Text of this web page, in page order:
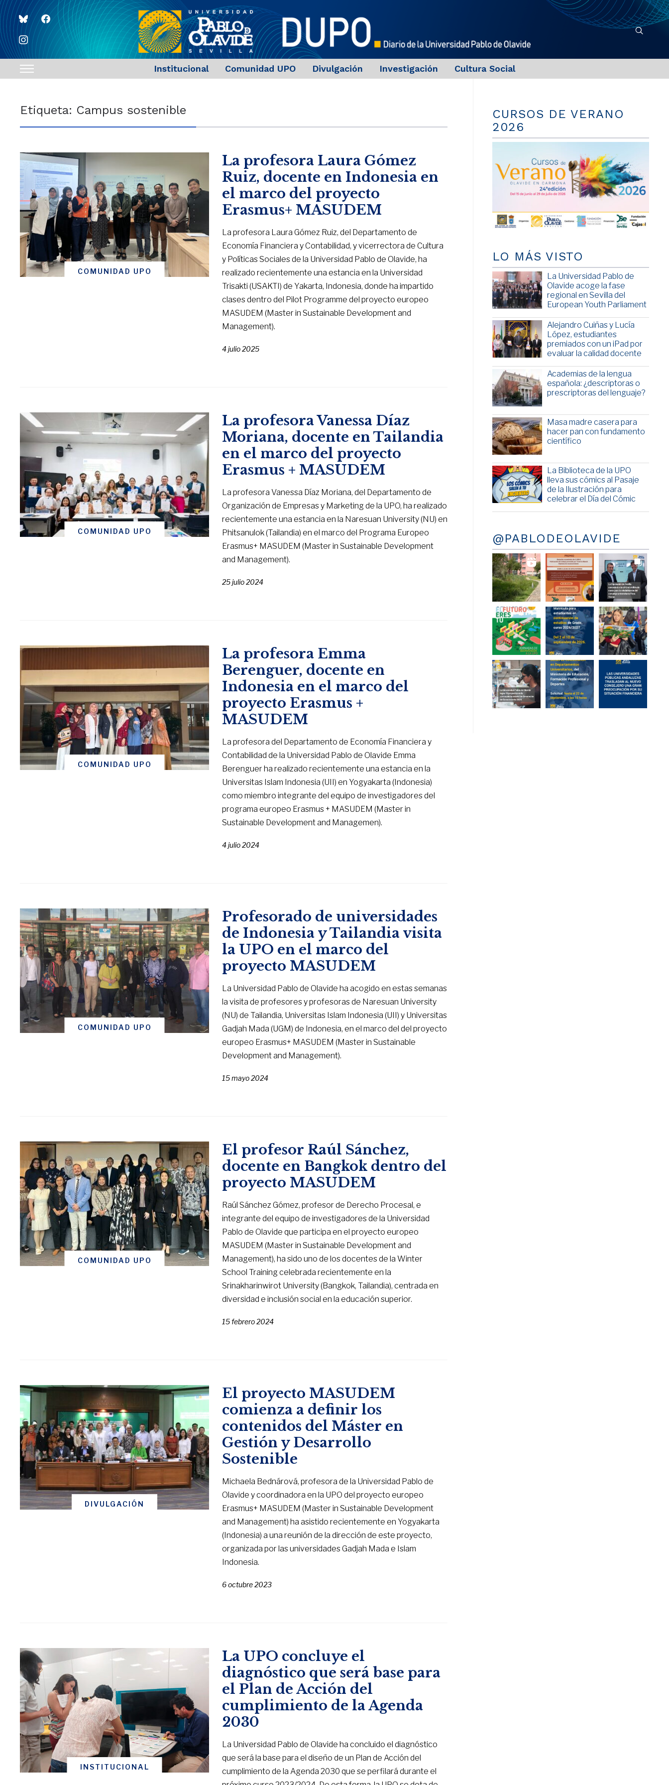
blueskyfacebook
instagram
Toggle
navigation
Institucional Comunidad UPO Divulgación Investigación Cultura Social
Etiqueta: Campus sostenible
COMUNIDAD UPO
La profesora Laura Gómez
Ruiz, docente en Indonesia en
el marco del proyecto
Erasmus+ MASUDEM
La profesora Laura Gómez Ruiz, del Departamento de
Economía Financiera y Contabilidad, y vicerrectora de Cultura
y Políticas Sociales de la Universidad Pablo de Olavide, ha
realizado recientemente una estancia en la Universidad
Trisakti (USAKTI) de Yakarta, Indonesia, donde ha impartido
clases dentro del Pilot Programme del proyecto europeo
MASUDEM (Master in Sustainable Development and
Management).
4 julio 2025
COMUNIDAD UPO
La profesora Vanessa Díaz
Moriana, docente en Tailandia
en el marco del proyecto
Erasmus + MASUDEM
La profesora Vanessa Díaz Moriana, del Departamento de
Organización de Empresas y Marketing de la UPO, ha realizado
recientemente una estancia en la Naresuan University (NU) en
Phitsanulok (Tailandia) en el marco del Programa Europeo
Erasmus+ MASUDEM (Master in Sustainable Development
and Management).
25 julio 2024
COMUNIDAD UPO
La profesora Emma
Berenguer, docente en
Indonesia en el marco del
proyecto Erasmus +
MASUDEM
La profesora del Departamento de Economía Financiera y
Contabilidad de la Universidad Pablo de Olavide Emma
Berenguer ha realizado recientemente una estancia en la
Universitas Islam Indonesia (UII) en Yogyakarta (Indonesia)
como miembro integrante del equipo de investigadores del
programa europeo Erasmus + MASUDEM (Master in
Sustainable Development and Managemen).
4 julio 2024
COMUNIDAD UPO
Profesorado de universidades
de Indonesia y Tailandia visita
la UPO en el marco del
proyecto MASUDEM
La Universidad Pablo de Olavide ha acogido en estas semanas
la visita de profesores y profesoras de Naresuan University
(NU) de Tailandia, Universitas Islam Indonesia (UII) y Universitas
Gadjah Mada (UGM) de Indonesia, en el marco del del proyecto
europeo Erasmus+ MASUDEM (Master in Sustainable
Development and Management).
15 mayo 2024
COMUNIDAD UPO
El profesor Raúl Sánchez,
docente en Bangkok dentro del
proyecto MASUDEM
Raúl Sánchez Gómez, profesor de Derecho Procesal, e
integrante del equipo de investigadores de la Universidad
Pablo de Olavide que participa en el proyecto europeo
MASUDEM (Master in Sustainable Development and
Management), ha sido uno de los docentes de la Winter
School Training celebrada recientemente en la
Srinakharinwirot University (Bangkok, Tailandia), centrada en
diversidad e inclusión social en la educación superior.
15 febrero 2024
DIVULGACIÓN
El proyecto MASUDEM
comienza a definir los
contenidos del Máster en
Gestión y Desarrollo
Sostenible
Michaela Bednárová, profesora de la Universidad Pablo de
Olavide y coordinadora en la UPO del proyecto europeo
Erasmus+ MASUDEM (Master in Sustainable Development
and Management) ha asistido recientemente en Yogyakarta
(Indonesia) a una reunión de la dirección de este proyecto,
organizada por las universidades Gadjah Mada e Islam
Indonesia.
6 octubre 2023
INSTITUCIONAL
La UPO concluye el
diagnóstico que será base para
el Plan de Acción del
cumplimiento de la Agenda
2030
La Universidad Pablo de Olavide ha concluido el diagnóstico
que será la base para el diseño de un Plan de Acción del
cumplimiento de la Agenda 2030 que se perfilará durante el
CURSOS DE VERANO
2026
LO MÁS VISTO
La Universidad Pablo de
Olavide acoge la fase
regional en Sevilla del
European Youth Parliament
Alejandro Cuiñas y Lucía
López, estudiantes
premiados con un iPad por
evaluar la calidad docente
Academias de la lengua
española: ¿descriptoras o
prescriptoras del lenguaje?
Masa madre casera para
hacer pan con fundamento
científico
La Biblioteca de la UPO
lleva sus cómics al Pasaje
de la Ilustración para
celebrar el Día del Cómic
@PABLODEOLAVIDE